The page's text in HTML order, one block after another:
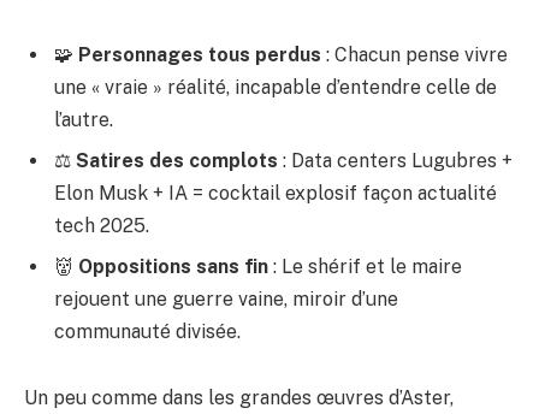
🧩 Personnages tous perdus : Chacun pense vivre
une « vraie » réalité, incapable d’entendre celle de
l’autre.
⚖️ Satires des complots : Data centers Lugubres +
Elon Musk + IA = cocktail explosif façon actualité
tech 2025.
👹 Oppositions sans fin : Le shérif et le maire
rejouent une guerre vaine, miroir d’une
communauté divisée.
Un peu comme dans les grandes œuvres d’Aster,